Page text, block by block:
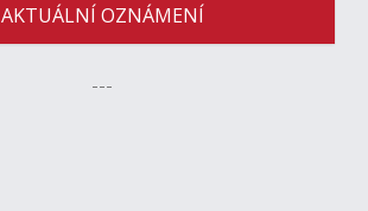
AKTUÁLNÍ OZNÁMENÍ
---